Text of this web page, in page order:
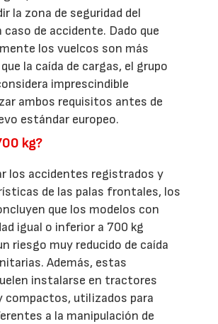
la zona de seguridad del
caso de accidente. Dado que
los vuelcos son más
la caída de cargas, el grupo
imprescindible
ambos requisitos antes de
estándar europeo.
kg?
los accidentes registrados y
de las palas frontales, los
que los modelos con
igual o inferior a 700 kg
riesgo muy reducido de caída
Además, estas
instalarse en tractores
compactos, utilizados para
a la manipulación de